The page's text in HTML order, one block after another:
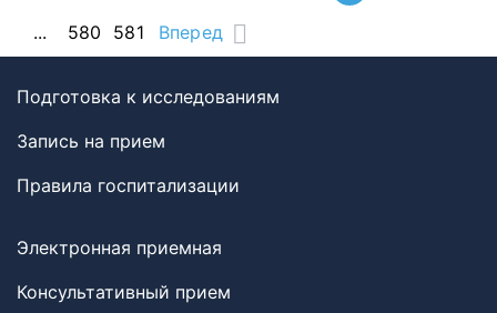
...
580 581 Вперед
Подготовка к исследованиям
Запись на прием
Правила госпитализации
Электронная приемная
Консультативный прием